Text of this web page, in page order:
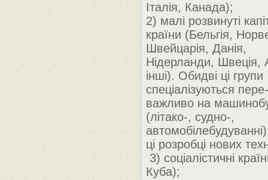
Італія, Канада);
2) малі розвинуті
країни (Бельгія,
Швейцарія, Данія,
Нідерланди, Швеція,
інші). Обидві ці групи
спеціалізуються пере-
важливо на
(літако-, судно-,
ці розробці нових
3) соціалістичні
Куба);